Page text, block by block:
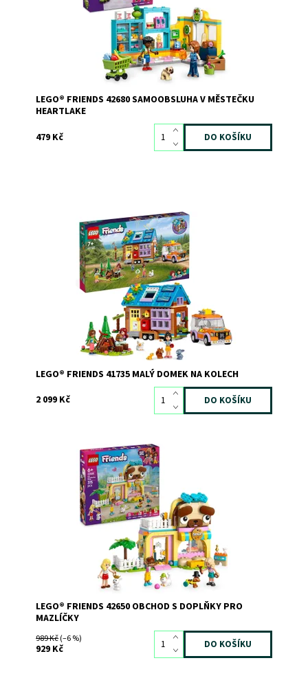
vlastní zábavné příběhy. Součástí je spousta...
Skladem>3
12791
LEGO
LEGO® FRIENDS 42680 SAMOOBSLUHA V MĚSTEČKU
HEARTLAKE
479 Kč
Dům plný dobrodružství – LEGO® Friends Malý domek na
kolech - najdete zde model auta, domku a ohniště
Dostupnost:
Skladem2
10569
LEGO
LEGO® FRIENDS 41735 MALÝ DOMEK NA KOLECH
2 099 Kč
Chcete, aby byl právě váš mazlíček nejstylovější ve
městě? Zamiřte do LEGO® Friends Obchodu s doplňky
pro mazlíčky.
Dostupnost:
Skladem2
12168
LEGO® FRIENDS 42650 OBCHOD S DOPLŇKY PRO
MAZLÍČKY
989 Kč(–6 %)
929 Kč